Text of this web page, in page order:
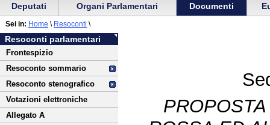
di
ausilio
alla
navigazione
Menu
di
navigazione
principale
di
navigazione
principale
menu
di
sezione
Deputati Organi Parlamentari Documenti
Vai
al
contenuto
Resoconti parlamentari
Frontespizio
Resoconto sommario
Resoconto stenografico
Votazioni elettroniche
Allegato A
Sei in: Home \ Resoconti \